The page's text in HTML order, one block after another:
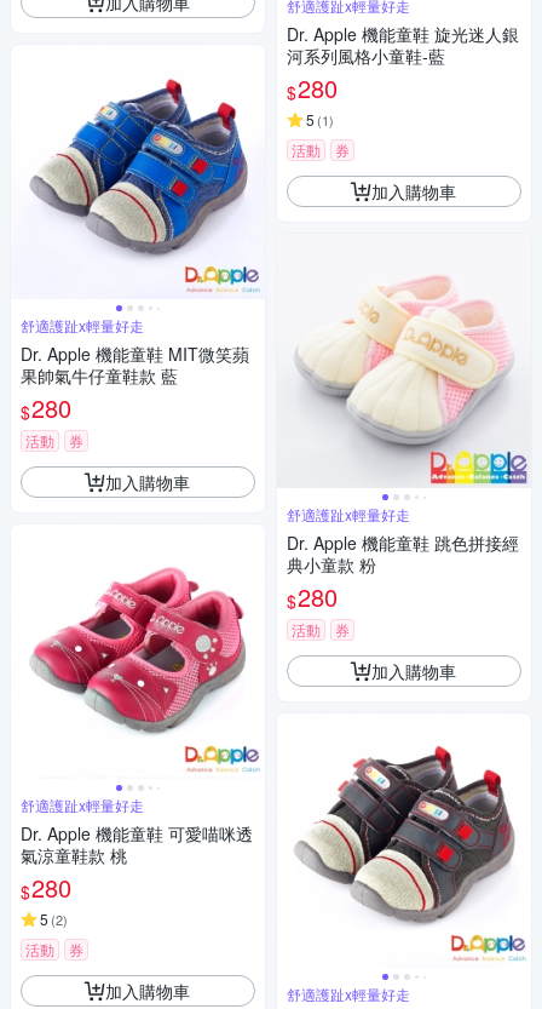
舒適護趾x輕量好走
Dr. Apple 機能童鞋 MIT微笑蘋
果帥氣牛仔童鞋款 藍
$280
活動 券
加入購物車
舒適護趾x輕量好走
Dr. Apple 機能童鞋 可愛喵咪透
氣涼童鞋款 桃
$280
5 (2)
活動 券
加入購物車
舒適護趾x輕量好走
Dr. Apple 機能童鞋 旋光迷人銀
河系列風格小童鞋-藍
$280
5 (1)
活動 券
加入購物車
舒適護趾x輕量好走
Dr. Apple 機能童鞋 跳色拼接經
典小童款 粉
$280
活動 券
加入購物車
舒適護趾x輕量好走